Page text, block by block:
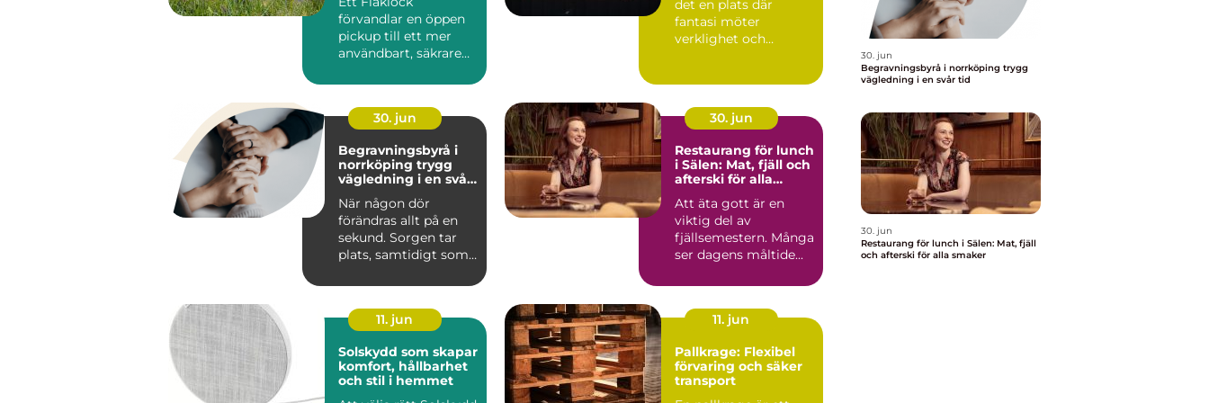
förvandlar en öppen
pickup till ett mer
användbart, säkrare
lastutrymme. Gen...
det en plats där
fantasi möter
verklighet och
30. jun
Begravningsbyrå i
norrköping trygg
vägledning i en svår
När någon dör
förändras allt på en
sekund. Sorgen tar
plats, samtidigt som
kräver s...
30. jun
Restaurang för lunch
i Sälen: Mat, fjäll och
afterski för alla
Att äta gott är en
viktig del av
fjällsemestern. Många
ser dagens måltide...
11. jun
Solskydd som skapar
komfort, hållbarhet
och stil i hemmet
11. jun
Pallkrage: Flexibel
förvaring och säker
transport
30. jun
Begravningsbyrå i norrköping trygg
vägledning i en svår tid
30. jun
Restaurang för lunch i Sälen: Mat, fjäll
och afterski för alla smaker